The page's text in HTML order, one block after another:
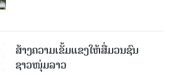
ສ້າງຄວາມເຂັ້ມແຂງໃຫ້ສື່ມວນຊົນ
ຊາວໜຸ່ມລາວ